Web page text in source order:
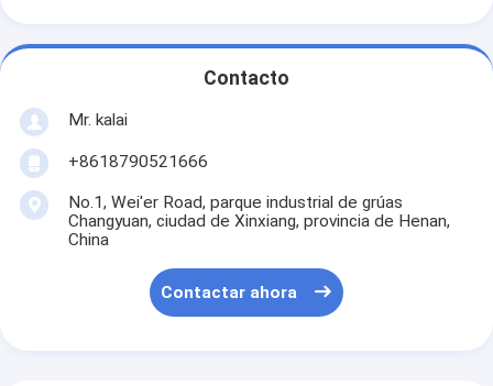
Contacto
Mr. kalai
+8618790521666
No.1, Wei'er Road, parque industrial de grúas
Changyuan, ciudad de Xinxiang, provincia de Henan,
China
Contactar ahora